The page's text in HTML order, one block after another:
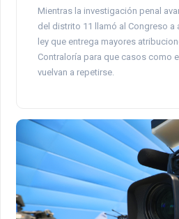
Mientras la investigación penal
del distrito 11 llamó al Congreso
ley que entrega mayores
Contraloría para que casos como
vuelvan a repetirse.